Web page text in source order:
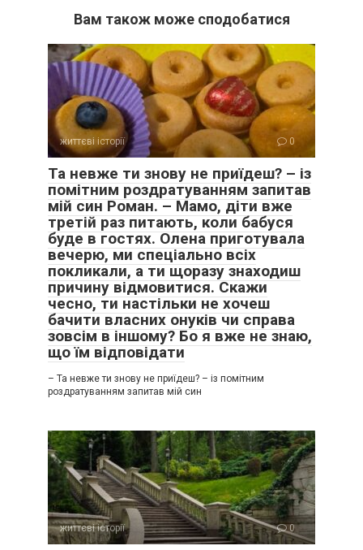
Вам також може сподобатися
життєві історії 0
Та невже ти знову не приїдеш? – із
помітним роздратуванням запитав
мій син Роман. – Мамо, діти вже
третій раз питають, коли бабуся
буде в гостях. Олена приготувала
вечерю, ми спеціально всіх
покликали, а ти щоразу знаходиш
причину відмовитися. Скажи
чесно, ти настільки не хочеш
бачити власних онуків чи справа
зовсім в іншому? Бо я вже не знаю,
що їм відповідати
– Та невже ти знову не приїдеш? – із помітним
роздратуванням запитав мій син
життєві історії 0